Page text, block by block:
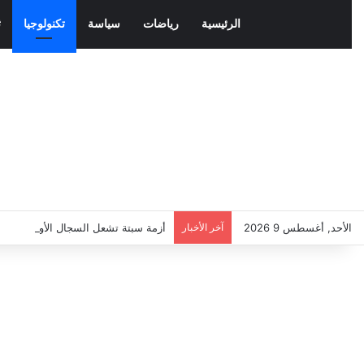
الرئيسية رياضات سياسة تكنولوجيا
الأحد, أغسطس 9 2026 آخر الأخبار